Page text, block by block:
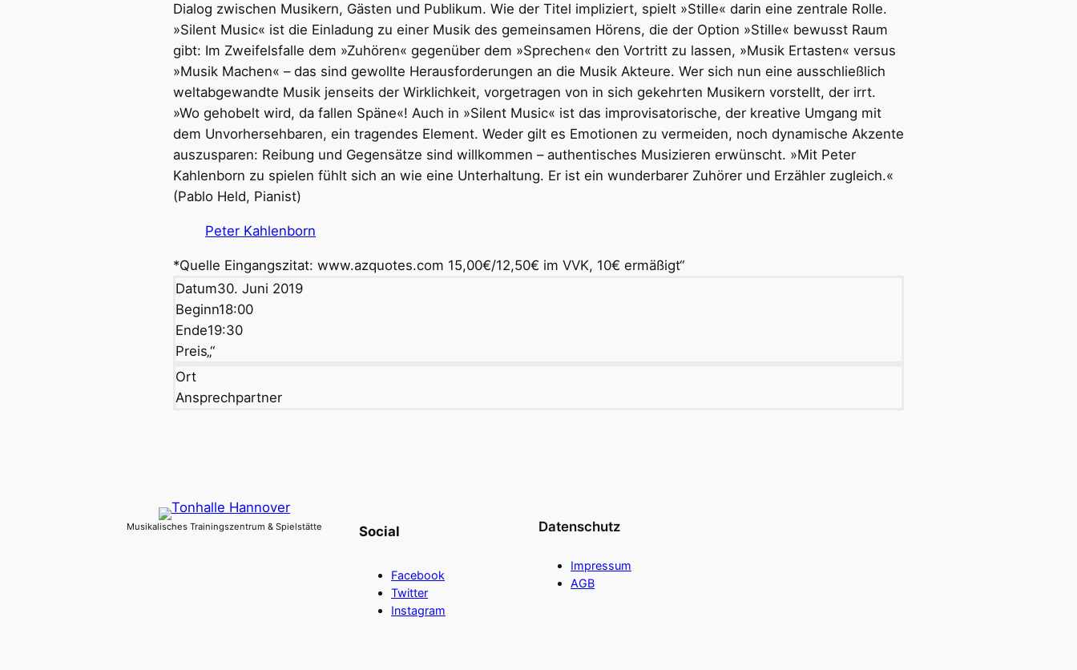
Dialog zwischen Musikern, Gästen und Publikum. Wie der Titel impliziert, spielt »Stille« darin eine zentrale Rolle.
»Silent Music« ist die Einladung zu einer Musik des gemeinsamen Hörens, die der Option »Stille« bewusst Raum
gibt: Im Zweifelsfalle dem »Zuhören« gegenüber dem »Sprechen« den Vortritt zu lassen, »Musik Ertasten« versus
»Musik Machen« – das sind gewollte Herausforderungen an die Musik Akteure. Wer sich nun eine ausschließlich
weltabgewandte Musik jenseits der Wirklichkeit, vorgetragen von in sich gekehrten Musikern vorstellt, der irrt.
»Wo gehobelt wird, da fallen Späne«! Auch in »Silent Music« ist das improvisatorische, der kreative Umgang mit
dem Unvorhersehbaren, ein tragendes Element. Weder gilt es Emotionen zu vermeiden, noch dynamische Akzente
auszusparen: Reibung und Gegensätze sind willkommen – authentisches Musizieren erwünscht. »Mit Peter
Kahlenborn zu spielen fühlt sich an wie eine Unterhaltung. Er ist ein wunderbarer Zuhörer und Erzähler zugleich.«
(Pablo Held, Pianist)
Peter Kahlenborn
*Quelle Eingangszitat: www.azquotes.com 15,00€/12,50€ im VVK, 10€ ermäßigt“
Datum30. Juni 2019
Beginn18:00
Ende19:30
Preis„“
Ort
Ansprechpartner
Musikalisches Trainingszentrum & Spielstätte Social
Facebook
Twitter
Instagram
Datenschutz
Impressum
AGB